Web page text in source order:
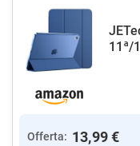
11ª/
Offerta: 13,99 €